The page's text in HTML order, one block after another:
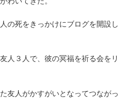
の死をきっかけにブログを開設し
人３人で、彼の冥福を祈る会をリ
友人がかすがいとなってつながっ